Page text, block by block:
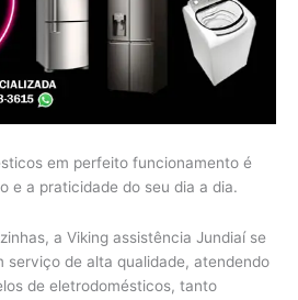
em perfeito funcionamento é
e a praticidade do seu dia a dia.
a Viking assistência Jundiaí se
serviço de alta qualidade, atendendo
de eletrodomésticos, tanto